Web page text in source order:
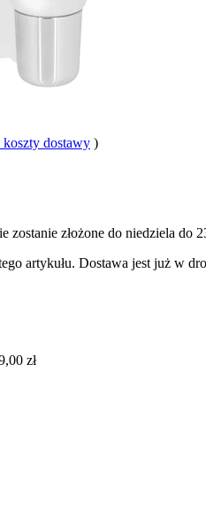
koszty dostawy )
zostanie złożone do niedziela do
artykułu. Dostawa jest już w
zł